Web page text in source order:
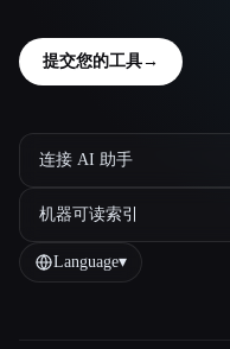
提交您的工具→
连接 AI 助手
机器可读索引
Language▾